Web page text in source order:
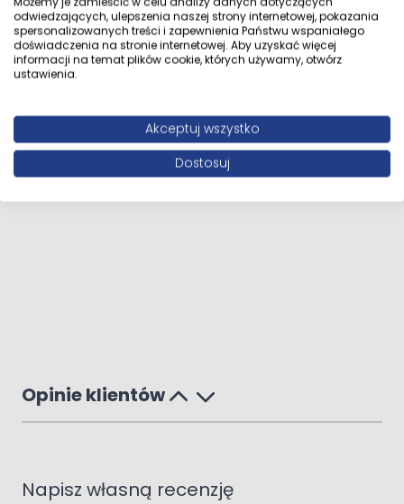
Opinie klientów
Napisz własną recenzję
odwiedzających, ulepszenia naszej strony internetowej, pokazania
spersonalizowanych treści i zapewnienia Państwu wspaniałego
doświadczenia na stronie internetowej. Aby uzyskać więcej
informacji na temat plików cookie, których używamy, otwórz
ustawienia.
Akceptuj wszystko
Dostosuj